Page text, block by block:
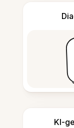
KI-